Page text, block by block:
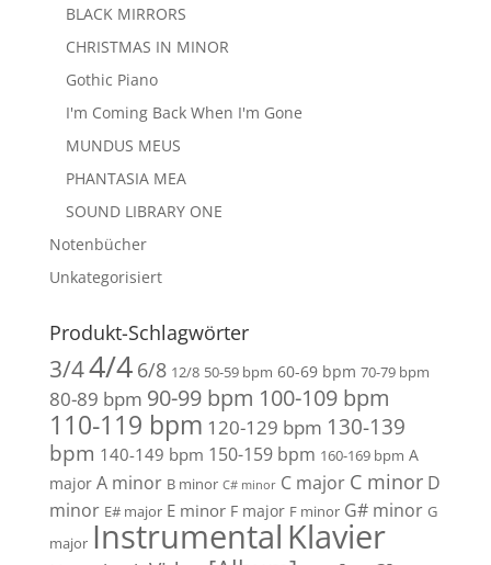
BLACK MIRRORS
CHRISTMAS IN MINOR
Gothic Piano
I'm Coming Back When I'm Gone
MUNDUS MEUS
PHANTASIA MEA
SOUND LIBRARY ONE
Notenbücher
Unkategorisiert
Produkt-Schlagwörter
3/44/4 6/8 12/8 50-59 bpm 60-69 bpm 70-79 bpm
80-89 bpm 90-99 bpm 100-109 bpm
110-119 bpm 120-129 bpm 130-139
bpm 140-149 bpm 150-159 bpm 160-169 bpm A
major A minor B minor C# minor C major C minor D
minor E# major E minor F major F minor G# minor G
major Instrumental Klavier